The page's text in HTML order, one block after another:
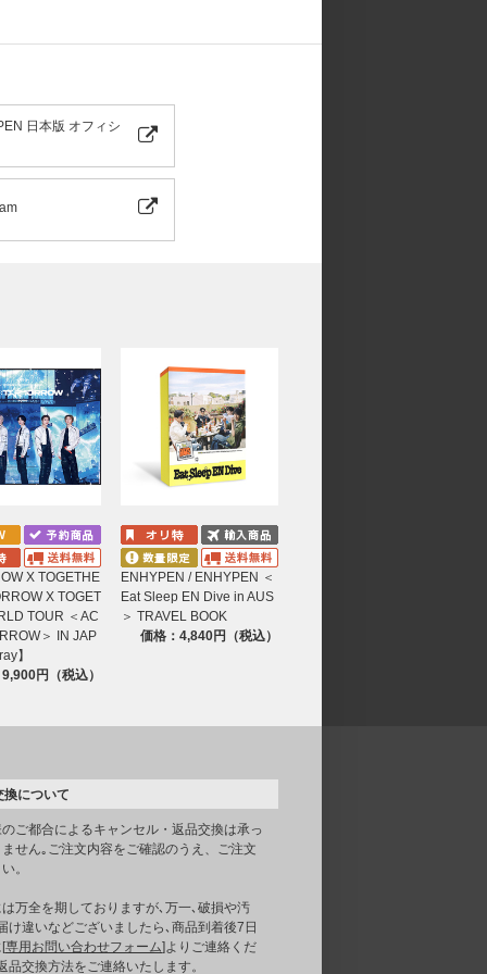
日本版 オフィシ
X TOGETHE
X TOGET
TOUR ＜AC
＞ IN JAP
】
円（税込）
ENHYPEN / ENHYPEN ＜
Eat Sleep EN Dive in AUS
＞ TRAVEL BOOK
価格：4,840円（税込）
換について
ご都合によるキャンセル・返品交換は承っ
せん｡ご注文内容をご確認のうえ、ご注文
。
万全を期しておりますが､万一､破損や汚
け違いなどございましたら､商品到着後7日
専用お問い合わせフォーム]よりご連絡くだ
品交換方法をご連絡いたします。